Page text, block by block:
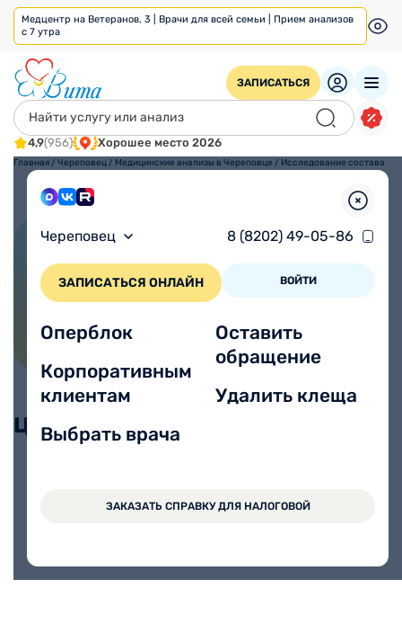
Медцентр на Ветеранов, 3 | Врачи для всей семьи | Прием анализов
с 7 утра
ЗАПИСАТЬСЯ
4,9(956) Хорошее место 2026
Череповец 8 (8202) 49-05-86
ЗАПИСАТЬСЯ ОНЛАЙН ВОЙТИ
Оперблок
Корпоративным
клиентам
Выбрать врача
Оставить
обращение
Удалить клеща
ЗАКАЗАТЬ СПРАВКУ ДЛЯ НАЛОГОВОЙ
Главная / Череповец / Медицинские анализы в Череповце / Исследование состава
микробных маркеров по
Исследование состава
микробных маркеров по
Осипову Г.А.
Цены
Исследование состава микробных
маркеров методом газовой